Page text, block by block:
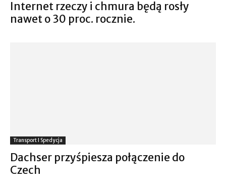
Internet rzeczy i chmura będą rosły
nawet o 30 proc. rocznie.
Transport I Spedycja
Dachser przyśpiesza połączenie do
Czech